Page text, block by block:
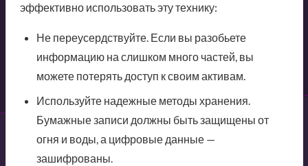
эффективно использовать эту технику:
Не переусердствуйте. Если вы разобьете
информацию на слишком много частей, вы
можете потерять доступ к своим активам.
Используйте надежные методы хранения.
Бумажные записи должны быть защищены от
огня и воды, а цифровые данные —
зашифрованы.